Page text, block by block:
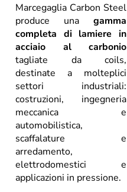
Marcegaglia Carbon Steel
produce una gamma
completa di lamiere in
acciaio al carbonio
tagliate da coils,
destinate a molteplici
settori industriali:
costruzioni, ingegneria
meccanica e
automobilistica,
scaffalature e
arredamento,
elettrodomestici e
applicazioni in pressione.